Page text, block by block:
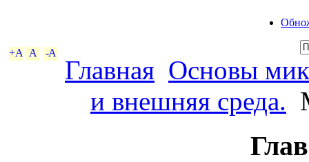
+A A -A
Главная Основы
и внешняя среда.